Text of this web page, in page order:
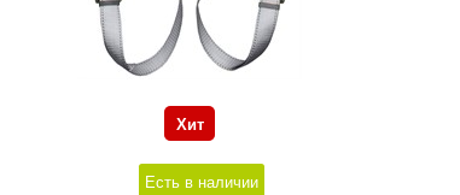
Хит
Есть в наличии